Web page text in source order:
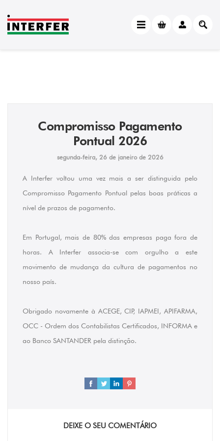
Compromisso Pagamento
Pontual 2026
segunda-feira, 26 de janeiro de 2026
A Interfer voltou uma vez mais a ser distinguida pelo
Compromisso Pagamento Pontual pelas boas práticas a
nível de prazos de pagamento.
Em Portugal, mais de 80% das empresas paga fora de
horas. A Interfer associa-se com orgulho a este
movimento de mudança da cultura de pagamentos no
nosso país.
Obrigado novamente à ACEGE, CIP, IAPMEI, APIFARMA,
OCC - Ordem dos Contabilistas Certificados, INFORMA e
ao Banco SANTANDER pela distinção.
DEIXE O SEU COMENTÁRIO